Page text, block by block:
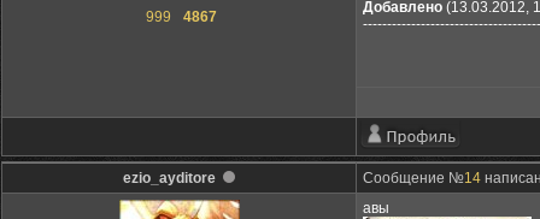
999 4867
Добавлено (13.03.2012,
ezio_ayditore Сообщение №14
авы